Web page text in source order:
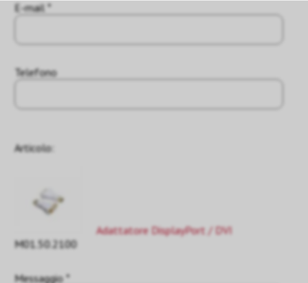
E-mail *
Telefono
Articolo:
Adattatore DisplayPort / DVI
M01.50.2100
Messaggio *